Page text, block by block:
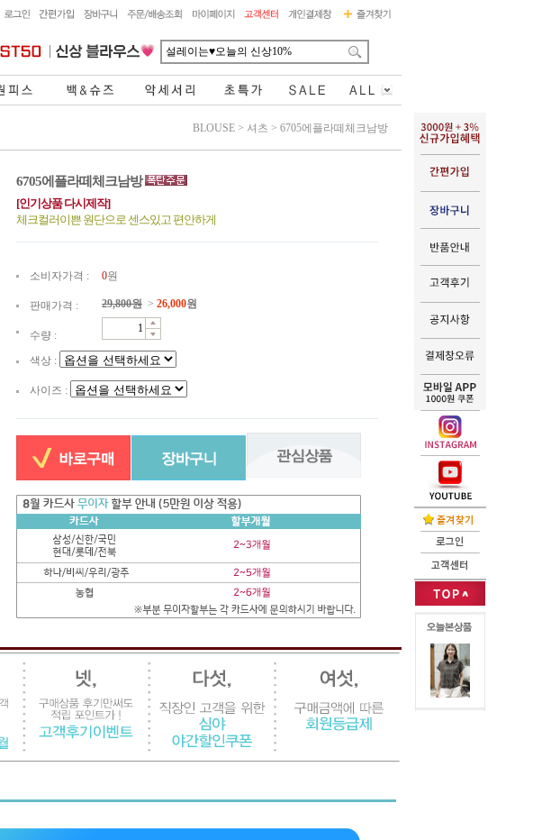
BLOUSE > 셔츠 > 6705에플라떼체크남방
6705에플라떼체크남방
[인기상품 다시제작]
체크컬러이쁜 원단으로 센스있고 편안하게
소비자가격 : 0원
판매가격 : 29,800원 > 26,000원
수량 :
색상 :
사이즈 :